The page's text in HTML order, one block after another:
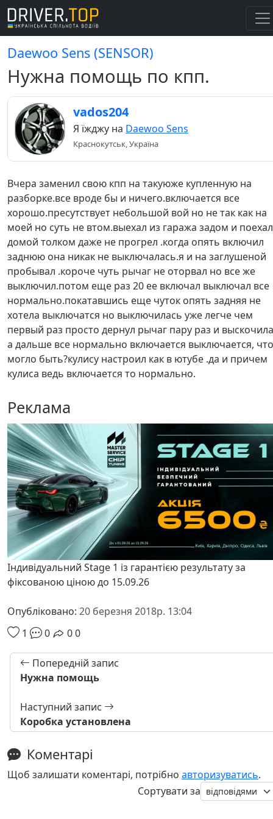
Daewoo Sens (SENSOR)
Нужна помощь по кпп.
vados204
Я їжджу на Daewoo Sens
Краснокутськ, Україна
Вчера заменил свою кпп на такуюже купленную на
разборке.все вроде бы и ничего.включается все
хорошо.пресутствует небольшой вой но не так как на
моей но суть не втом.выехал из гаража задом и поехал
домой толком даже не прогрел .когда опять включил
заднюю она никак не выключалась.я и на заглушеной
пробывал .короче чуть рычаг не оторвал но все же
выключил.потом еще раз 20 ее включал выключал все
нормально.покатавшись еще чуток опять задняя не
хотела выключатся но выключилась уже легче чем
первый раз просто дернул рычаг пару раз и выскочила
а дальше все нормально включается выключается, что
могло быть?кулису настроил как в ютубе .да и причем
кулиса ведь включается то нормально.
Реклама
Індивідуальний Stage 1 із гарантією результату за
фіксованою ціною до 15.09.26
Опубліковано: 20 березня 2018р. 13:04
1
0 00
Попередній запис
Нужна помощь
Наступний запис
Коробка установлена
Коментарі
Щоб залишати коментарі, потрібно авторизуватись.
Сортувати за